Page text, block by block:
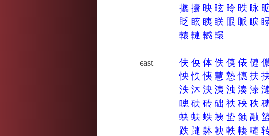
攭攮 映 昡 昤 昳 昹
眨眩眱眹 眼 眽睙
轅轋轗轘
east 伕佒体佚侇俵僆
怏怢恞慧慹憓扶
泆泍泱洟浊湊溙
瞣砆砖础祑秧秩
蚗蚨蛈蛦蛰蝕融
跌 蹥躰軮軼輳轋